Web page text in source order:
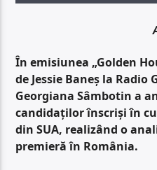
În emisiunea „Golden
de Jessie Baneș la Radio
Georgiana Sâmbotin a
candidaților înscriși în
din SUA, realizând o
premieră în România.